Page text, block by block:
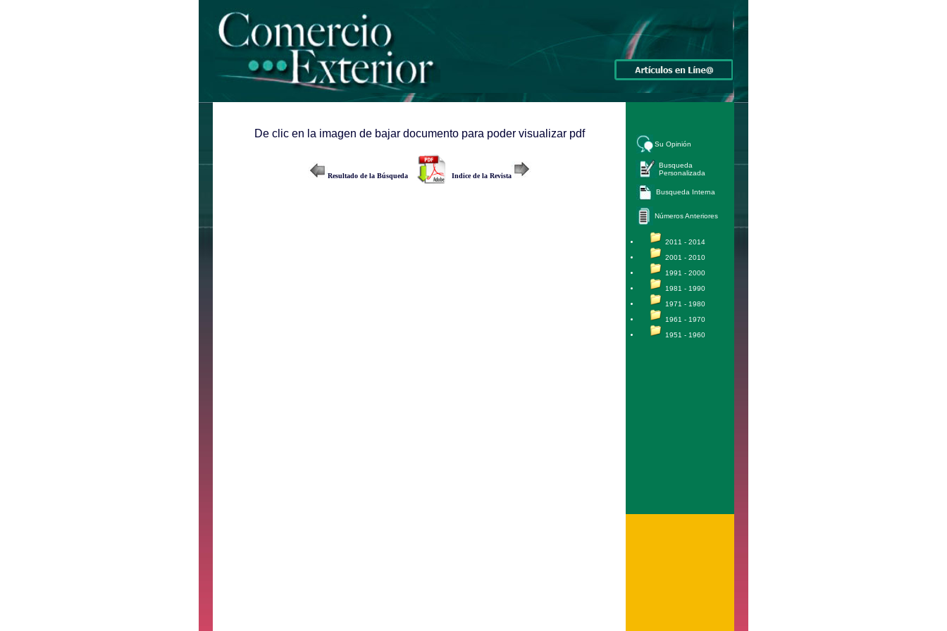
De clic en la imagen de bajar documento para poder visualizar pdf
Resultado de la Búsqueda Indice de la Revista
Su Opinión
Busqueda
Personalizada
Busqueda Interna
Números Anteriores
2011 - 2014
2001 - 2010
1991 - 2000
1981 - 1990
1971 - 1980
1961 - 1970
1951 - 1960